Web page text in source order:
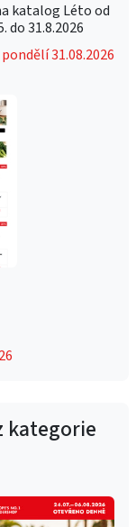
katalog Léto od
do 31.8.2026
31.08.2026
kategorie